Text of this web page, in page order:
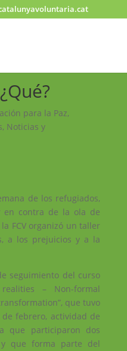
para la Paz,
, Noticias y
de los refugiados,
en contra de la ola de
FCV organizó un taller
a los prejuicios y a la
seguimiento del curso
– Non-formal
que tuvo
febrero, actividad de
que participaron dos
y que forma parte del